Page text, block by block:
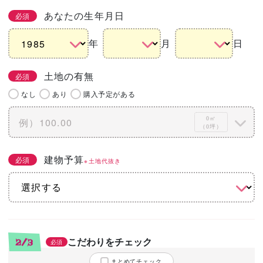
必須 あなたの生年月日
年 月 日
必須 土地の有無
なし あり 購入予定がある
0㎡
（0坪）
必須 建物予算※土地代抜き
2/3 必須 こだわりをチェック